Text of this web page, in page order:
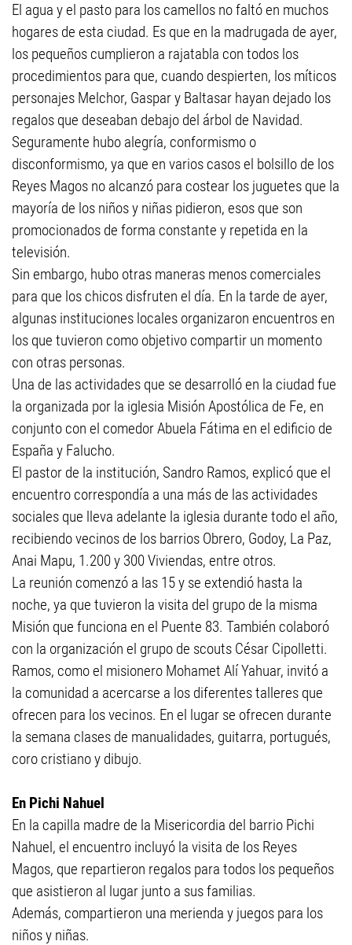
El agua y el pasto para los camellos no faltó en muchos
hogares de esta ciudad. Es que en la madrugada de ayer,
los pequeños cumplieron a rajatabla con todos los
procedimientos para que, cuando despierten, los míticos
personajes Melchor, Gaspar y Baltasar hayan dejado los
regalos que deseaban debajo del árbol de Navidad.
Seguramente hubo alegría, conformismo o
disconformismo, ya que en varios casos el bolsillo de los
Reyes Magos no alcanzó para costear los juguetes que la
mayoría de los niños y niñas pidieron, esos que son
promocionados de forma constante y repetida en la
televisión.
Sin embargo, hubo otras maneras menos comerciales
para que los chicos disfruten el día. En la tarde de ayer,
algunas instituciones locales organizaron encuentros en
los que tuvieron como objetivo compartir un momento
con otras personas.
Una de las actividades que se desarrolló en la ciudad fue
la organizada por la iglesia Misión Apostólica de Fe, en
conjunto con el comedor Abuela Fátima en el edificio de
España y Falucho.
El pastor de la institución, Sandro Ramos, explicó que el
encuentro correspondía a una más de las actividades
sociales que lleva adelante la iglesia durante todo el año,
recibiendo vecinos de los barrios Obrero, Godoy, La Paz,
Anai Mapu, 1.200 y 300 Viviendas, entre otros.
La reunión comenzó a las 15 y se extendió hasta la
noche, ya que tuvieron la visita del grupo de la misma
Misión que funciona en el Puente 83. También colaboró
con la organización el grupo de scouts César Cipolletti.
Ramos, como el misionero Mohamet Alí Yahuar, invitó a
la comunidad a acercarse a los diferentes talleres que
ofrecen para los vecinos. En el lugar se ofrecen durante
la semana clases de manualidades, guitarra, portugués,
coro cristiano y dibujo.
En Pichi Nahuel
En la capilla madre de la Misericordia del barrio Pichi
Nahuel, el encuentro incluyó la visita de los Reyes
Magos, que repartieron regalos para todos los pequeños
que asistieron al lugar junto a sus familias.
Además, compartieron una merienda y juegos para los
niños y niñas.